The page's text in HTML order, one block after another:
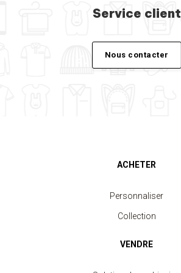
Service client
Nous contacter
ACHETER
Personnaliser
Collection
VENDRE